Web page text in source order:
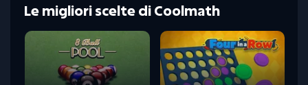
Le migliori scelte di Coolmath